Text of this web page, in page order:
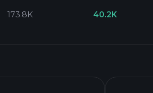
173.8K 40.2K